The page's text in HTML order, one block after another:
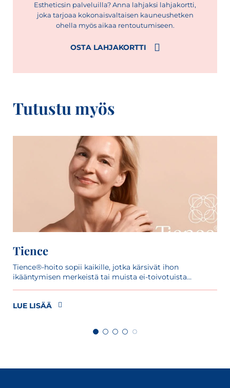
Estheticsin palveluilla? Anna lahjaksi lahjakortti,
joka tarjoaa kokonaisvaltaisen kauneushetken
ohella myös aikaa rentoutumiseen.
OSTA LAHJAKORTTI
Tutustu myös
Tience
Tience®-hoito sopii kaikille, jotka kärsivät ihon
ikääntymisen merkeistä tai muista ei-toivotuista
LUE LISÄÄ